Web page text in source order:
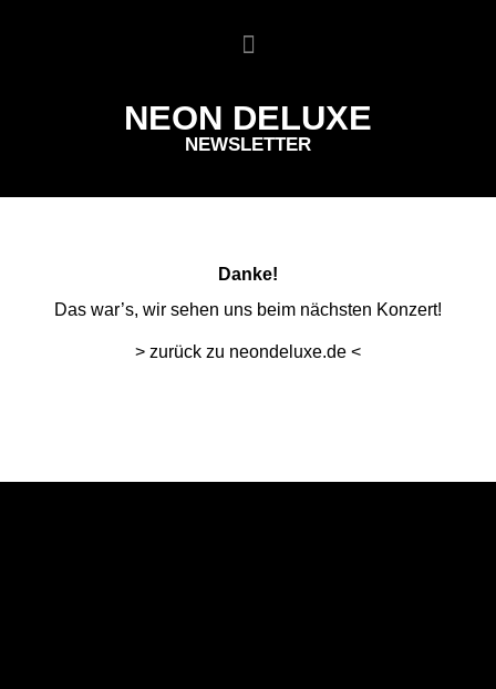
NEON DELUXE
NEWSLETTER
Danke!
Das war’s, wir sehen uns beim nächsten Konzert!
> zurück zu neondeluxe.de <